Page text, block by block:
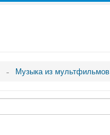
Музыка из мультфильмов